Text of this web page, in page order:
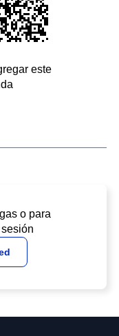
este
o para